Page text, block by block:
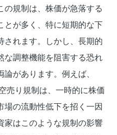
の規制は、株価が急落する
とが多く、特に短期的な下
されます。しかし、長期的
な調整機能を阻害する恐れ
があります。例えば、
売り規制は、一時的に株価
場の流動性低下を招く一因
家はこのような規制の影響